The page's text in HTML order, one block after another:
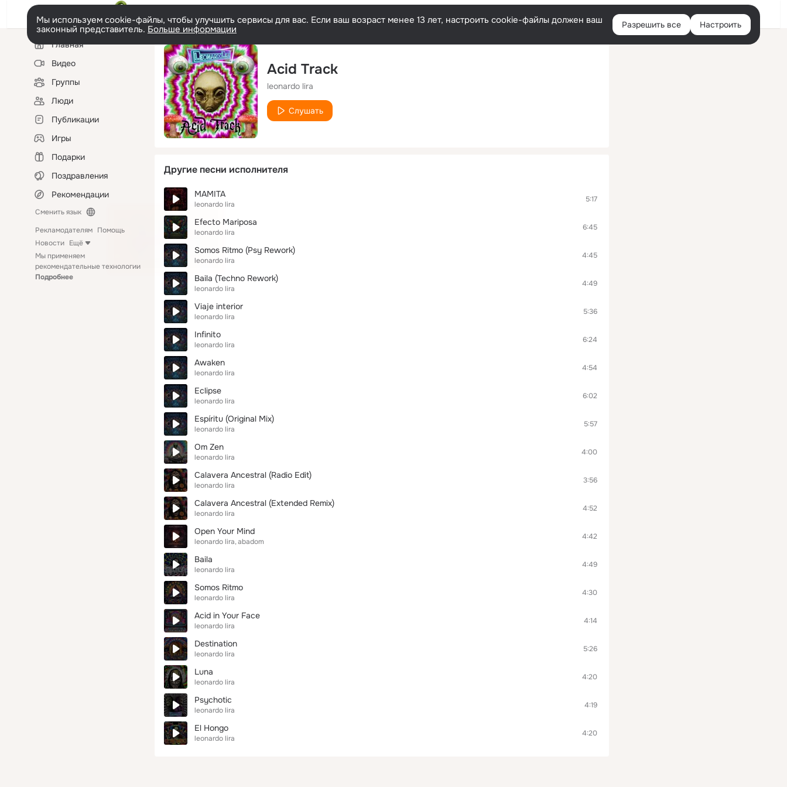
Войти
Мы используем cookie-файлы, чтобы улучшить сервисы для вас. Если ваш возраст менее 13 лет, настроить cookie-файлы должен ваш
законный представитель. Больше информации Разрешить все Настроить
Левая
колонкаГлавная
Видео
Группы
Люди
Публикации
Игры
Подарки
Поздравления
Рекомендации
Сменить язык
Рекламодателям Помощь
Новости Ещё
Мы применяем
рекомендательные технологии
Подробнее
Acid Track
leonardo lira
Слушать
Другие песни исполнителя
MAMITA
leonardo lira
5:17
Efecto Mariposa
leonardo lira
6:45
Somos Ritmo (Psy Rework)
leonardo lira
4:45
Baila (Techno Rework)
leonardo lira
4:49
Viaje interior
leonardo lira
5:36
Infinito
leonardo lira
6:24
Awaken
leonardo lira
4:54
Eclipse
leonardo lira
6:02
Espíritu (Original Mix)
leonardo lira
5:57
Om Zen
leonardo lira
4:00
Calavera Ancestral (Radio Edit)
leonardo lira
3:56
Calavera Ancestral (Extended Remix)
leonardo lira
4:52
Open Your Mind
leonardo lira abadom
4:42
Baila
leonardo lira
4:49
Somos Ritmo
leonardo lira
4:30
Acid in Your Face
leonardo lira
4:14
Destination
leonardo lira
5:26
Luna
leonardo lira
4:20
Psychotic
leonardo lira
4:19
El Hongo
leonardo lira
4:20